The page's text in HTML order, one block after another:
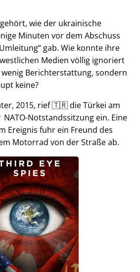
wie der ukrainische
Minuten vor dem Abschuss
gab. Wie konnte ihre
Medien völlig ignoriert
Berichterstattung, sondern
keine?
2015, rief 🇹🇷 die Türkei am
NATO-Notstandssitzung ein. Eine
Ereignis fuhr ein Freund des
Motorrad von der Straße ab.